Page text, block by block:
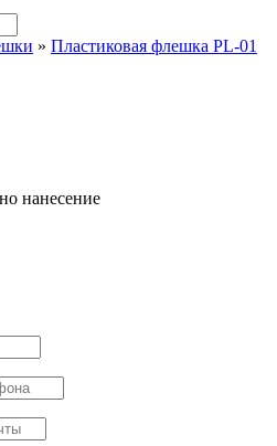
» Пластиковая флешка PL-01
нанесение